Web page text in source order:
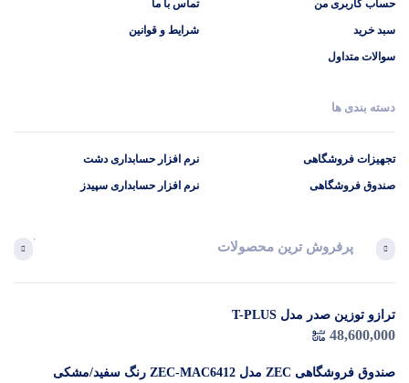
حساب کاربری من
سبد خرید
سوالات متداول
تماس با ما
شرایط و قوانین
دسته بندی ها
تجهیزات فروشگاهی
صندوق فروشگاهی
نرم افزار حسابداری دشت
نرم افزار حسابداری سپیدز
پرفروش ترین محصولات
ترازو توزین صدر مدل T-PLUS
48,600,000
صندوق فروشگاهی ZEC مدل ZEC-MAC6412 رنگ سفید/مشکی